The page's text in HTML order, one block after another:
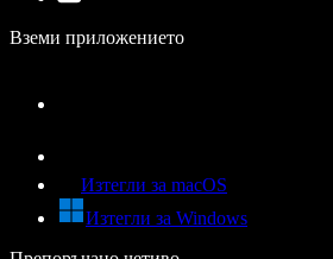
Вземи приложението
Изтегли за macOS
Изтегли за Windows